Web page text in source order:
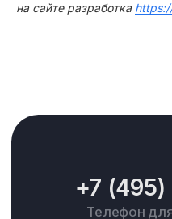
на сайте разработка